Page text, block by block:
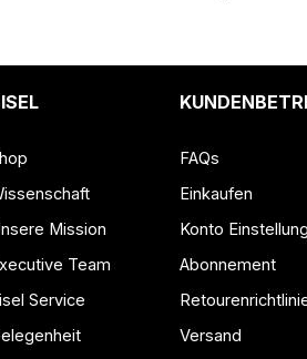
Mission
Team
Service
FAQs
Einkaufen
Konto
Abonnement
Versand